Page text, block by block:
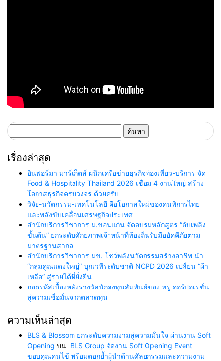
สำหรับ:
เรื่องล่าสุด
อินฟอร์มา มาร์เก็ตส์ ผนึกเครือข่ายธุรกิจท่องเที่ยว-บริการ จัด
Food & Hospitality Thailand 2026 เชื่อม 4 งานใหญ่ สร้าง
โอกาสธุรกิจครบวงจร ด้วยครับ
วิจัย-นวัตกรรม-เทคโนโลยี คือโอกาสใหม่ของคนพิการไทย
และพลังขับเคลื่อนเศรษฐกิจประเทศ
สำนักบริการวิชาการ ม.ขอนแก่น จัดอบรมหลักสูตร “ดับเพลิง
ขั้นต้น” ยกระดับศักยภาพเจ้าหน้าที่ท้องถิ่นรับมืออัคคีภัยตาม
มาตรฐานสากล
สำนักบริการวิชาการ มข. โชว์พลังนวัตกรรมสร้างอาชีพ นำ
“กลุ่มคูณแดงใหญ่” บุกเวทีระดับชาติ NCPD 2026 เปลี่ยน “ผ้า
เหลือ” สู่รายได้ที่ยั่งยืน
ถอดรหัสเบื้องหลังรางวัลนักลงทุนสัมพันธ์ของ ทรู คอร์ปอเรชั่น
สู่ความเชื่อมั่นจากตลาดทุน
ความเห็นล่าสุด
BLS & Blossom ยกระดับความงามสู่ความมั่นใจ ผ่านงาน Soft
Opening บน BLS Group จัดงาน Soft Opening Event
ขอบคุณคนไข้ พร้อมตอกย้ำผู้นำด้านศัลยกรรมและความงาม